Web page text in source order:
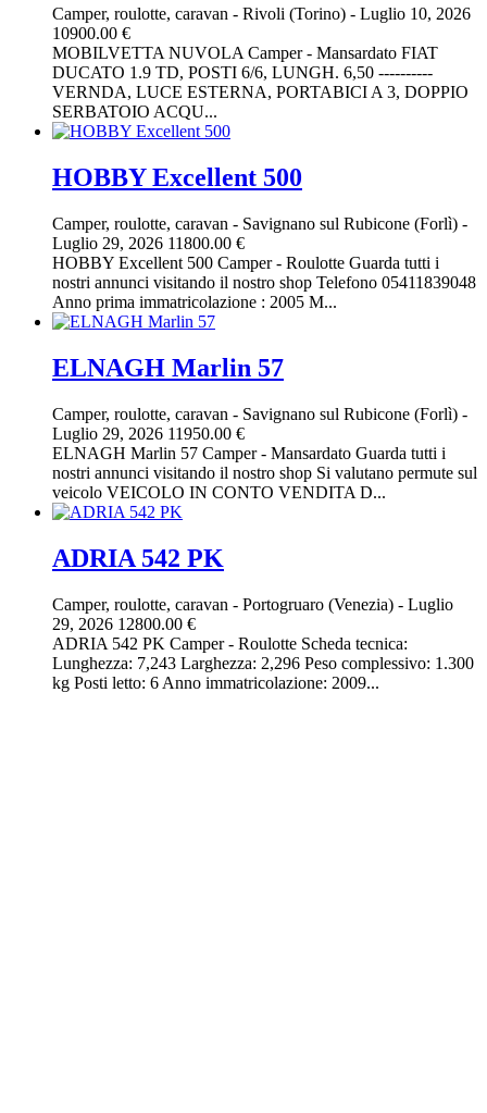
Camper, roulotte, caravan - Rivoli (Torino) - Luglio 10, 2026
10900.00 €
MOBILVETTA NUVOLA Camper - Mansardato FIAT
DUCATO 1.9 TD, POSTI 6/6, LUNGH. 6,50 ----------
VERNDA, LUCE ESTERNA, PORTABICI A 3, DOPPIO
SERBATOIO ACQU...
HOBBY Excellent 500
Camper, roulotte, caravan - Savignano sul Rubicone (Forlì) -
Luglio 29, 2026 11800.00 €
HOBBY Excellent 500 Camper - Roulotte Guarda tutti i
nostri annunci visitando il nostro shop Telefono 05411839048
Anno prima immatricolazione : 2005 M...
ELNAGH Marlin 57
Camper, roulotte, caravan - Savignano sul Rubicone (Forlì) -
Luglio 29, 2026 11950.00 €
ELNAGH Marlin 57 Camper - Mansardato Guarda tutti i
nostri annunci visitando il nostro shop Si valutano permute sul
veicolo VEICOLO IN CONTO VENDITA D...
ADRIA 542 PK
Camper, roulotte, caravan - Portogruaro (Venezia) - Luglio
29, 2026 12800.00 €
ADRIA 542 PK Camper - Roulotte Scheda tecnica:
Lunghezza: 7,243 Larghezza: 2,296 Peso complessivo: 1.300
kg Posti letto: 6 Anno immatricolazione: 2009...